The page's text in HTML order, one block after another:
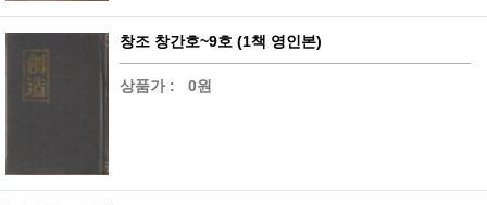
창조 창간호~9호 (1책 영인본)
상품가 : 0원